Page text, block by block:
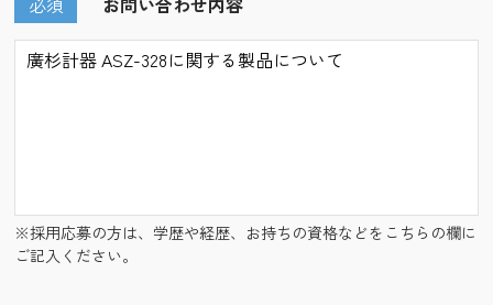
※採用応募の方は、学歴や経歴、お持ちの資格などをこちらの欄に
ご記入ください。